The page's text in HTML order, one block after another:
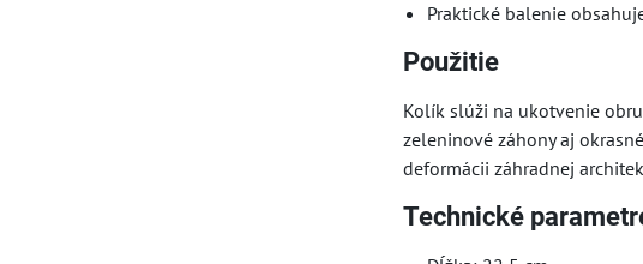
Praktické balenie
Použitie
Kolík slúži na ukotvenie
zeleninové záhony aj
deformácii záhradnej
Technické